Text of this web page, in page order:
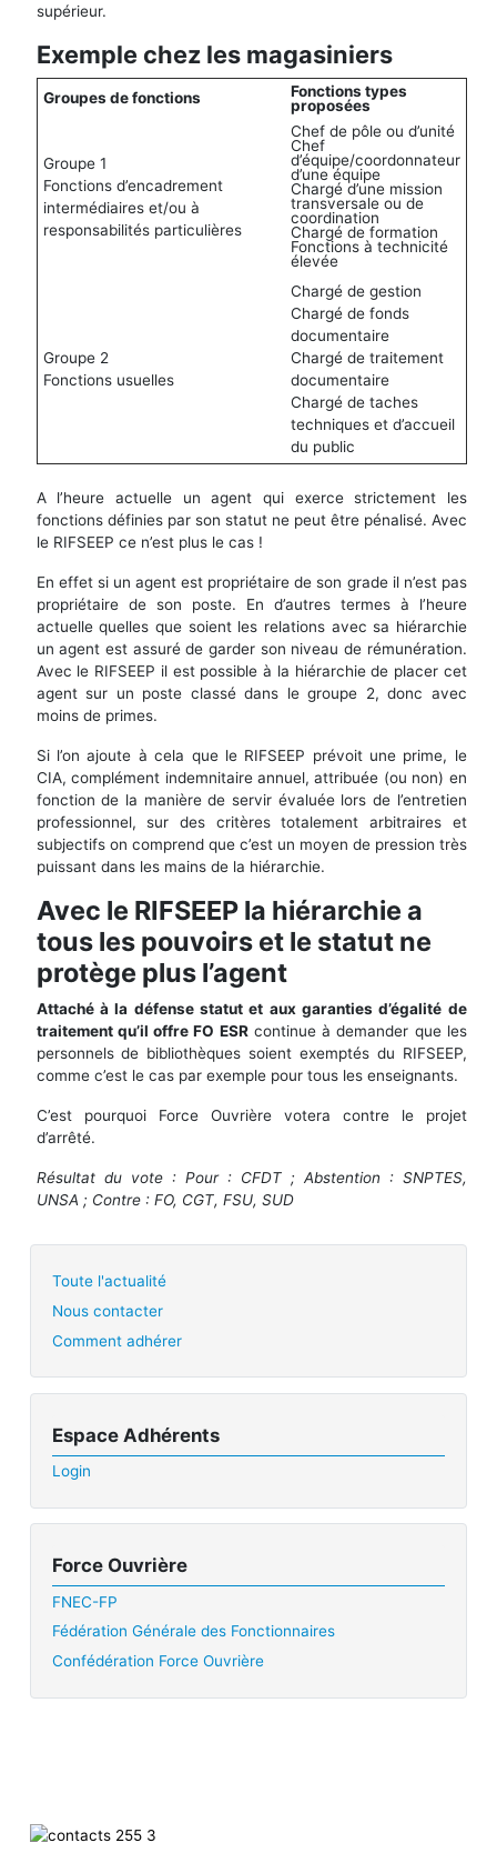
supérieur.
Exemple chez les magasiniers
Groupes de fonctions
Fonctions types
proposées
Groupe 1
Fonctions d’encadrement
intermédiaires et/ou à
responsabilités particulières
Chef de pôle ou d’unité
Chef
d’équipe/coordonnateur
d’une équipe
Chargé d’une mission
transversale ou de
coordination
Chargé de formation
Fonctions à technicité
élevée
Groupe 2
Fonctions usuelles
Chargé de gestion
Chargé de fonds
documentaire
Chargé de traitement
documentaire
Chargé de taches
techniques et d’accueil
du public
A l’heure actuelle un agent qui exerce strictement les
fonctions définies par son statut ne peut être pénalisé. Avec
le RIFSEEP ce n’est plus le cas !
En effet si un agent est propriétaire de son grade il n’est pas
propriétaire de son poste. En d’autres termes à l’heure
actuelle quelles que soient les relations avec sa hiérarchie
un agent est assuré de garder son niveau de rémunération.
Avec le RIFSEEP il est possible à la hiérarchie de placer cet
agent sur un poste classé dans le groupe 2, donc avec
moins de primes.
Si l’on ajoute à cela que le RIFSEEP prévoit une prime, le
CIA, complément indemnitaire annuel, attribuée (ou non) en
fonction de la manière de servir évaluée lors de l’entretien
professionnel, sur des critères totalement arbitraires et
subjectifs on comprend que c’est un moyen de pression très
puissant dans les mains de la hiérarchie.
Avec le RIFSEEP la hiérarchie a
tous les pouvoirs et le statut ne
protège plus l’agent
Attaché à la défense statut et aux garanties d’égalité de
traitement qu’il offre FO ESRcontinue à demander que les
personnels de bibliothèques soient exemptés du RIFSEEP,
comme c’est le cas par exemple pour tous les enseignants.
C’est pourquoi Force Ouvrière votera contre le projet
d’arrêté.
Résultat du vote : Pour : CFDT ; Abstention : SNPTES,
UNSA ; Contre : FO, CGT, FSU, SUD
Toute l'actualité
Nous contacter
Comment adhérer
Espace Adhérents
Login
Force Ouvrière
FNEC-FP
Fédération Générale des Fonctionnaires
Confédération Force Ouvrière